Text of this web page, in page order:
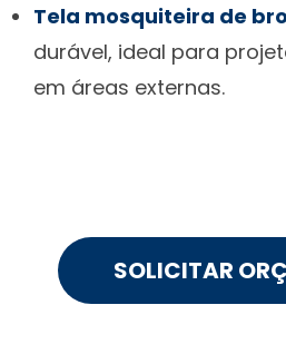
Tela mosquiteira de
durável, ideal para
em áreas externas.
SOLICITAR